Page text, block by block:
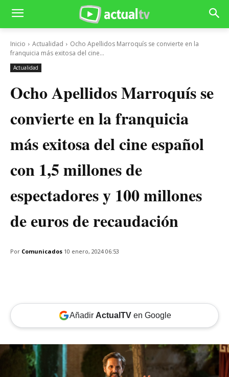
Inicio Actualidad
Ocho Apellidos Marroquís se convierte en la
franquicia más exitosa del cine...
Actualidad
Ocho Apellidos Marroquís se
convierte en la franquicia
más exitosa del cine español
con 1,5 millones de
espectadores y 100 millones
de euros de recaudación
Por Comunicados 10 enero, 2024 06:53
Añadir ActualTVen Google